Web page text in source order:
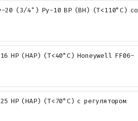
20 (3/4") Ру-10 ВР (ВН) (Т<110°С) со
НР (НАР) (Т<40°С) Honeywell FF06-
НР (НАР) (Т<70°С) с регулятором